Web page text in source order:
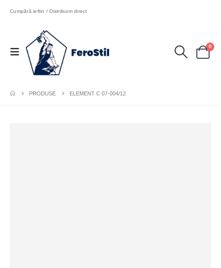
Cumpără ieftin / Distribuim direct
0
PRODUSE ELEMENT C 07-004/12